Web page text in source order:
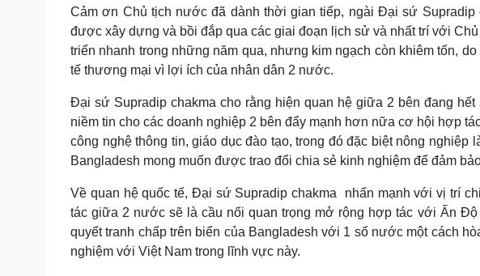
Ăn sạch sống khỏe
Cải chính
Cảm ơn Chủ tịch nước đã dành thời gian tiếp, ngài Đại sứ
được xây dựng và bồi đắp qua các giai đoạn lịch sử và nhất trí với
triển nhanh trong những năm qua, nhưng kim ngạch còn khiêm tốn,
tế thương mại vì lợi ích của nhân dân 2 nước.
Đại sứ Supradip chakma cho rằng hiện quan hệ giữa 2 bên đang
niềm tin cho các doanh nghiệp 2 bên đẩy mạnh hơn nữa cơ hội hợp
công nghệ thông tin, giáo dục đào tạo, trong đó đặc biệt nông nghiệp
Bangladesh mong muốn được trao đổi chia sẻ kinh nghiệm để đảm
Về quan hệ quốc tế, Đại sứ Supradip chakma nhấn mạnh với vị trí
tác giữa 2 nước sẽ là cầu nối quan trọng mở rộng hợp tác với Ấn
quyết tranh chấp trên biển của Bangladesh với 1 số nước một cách
nghiệm với Việt Nam trong lĩnh vực này.